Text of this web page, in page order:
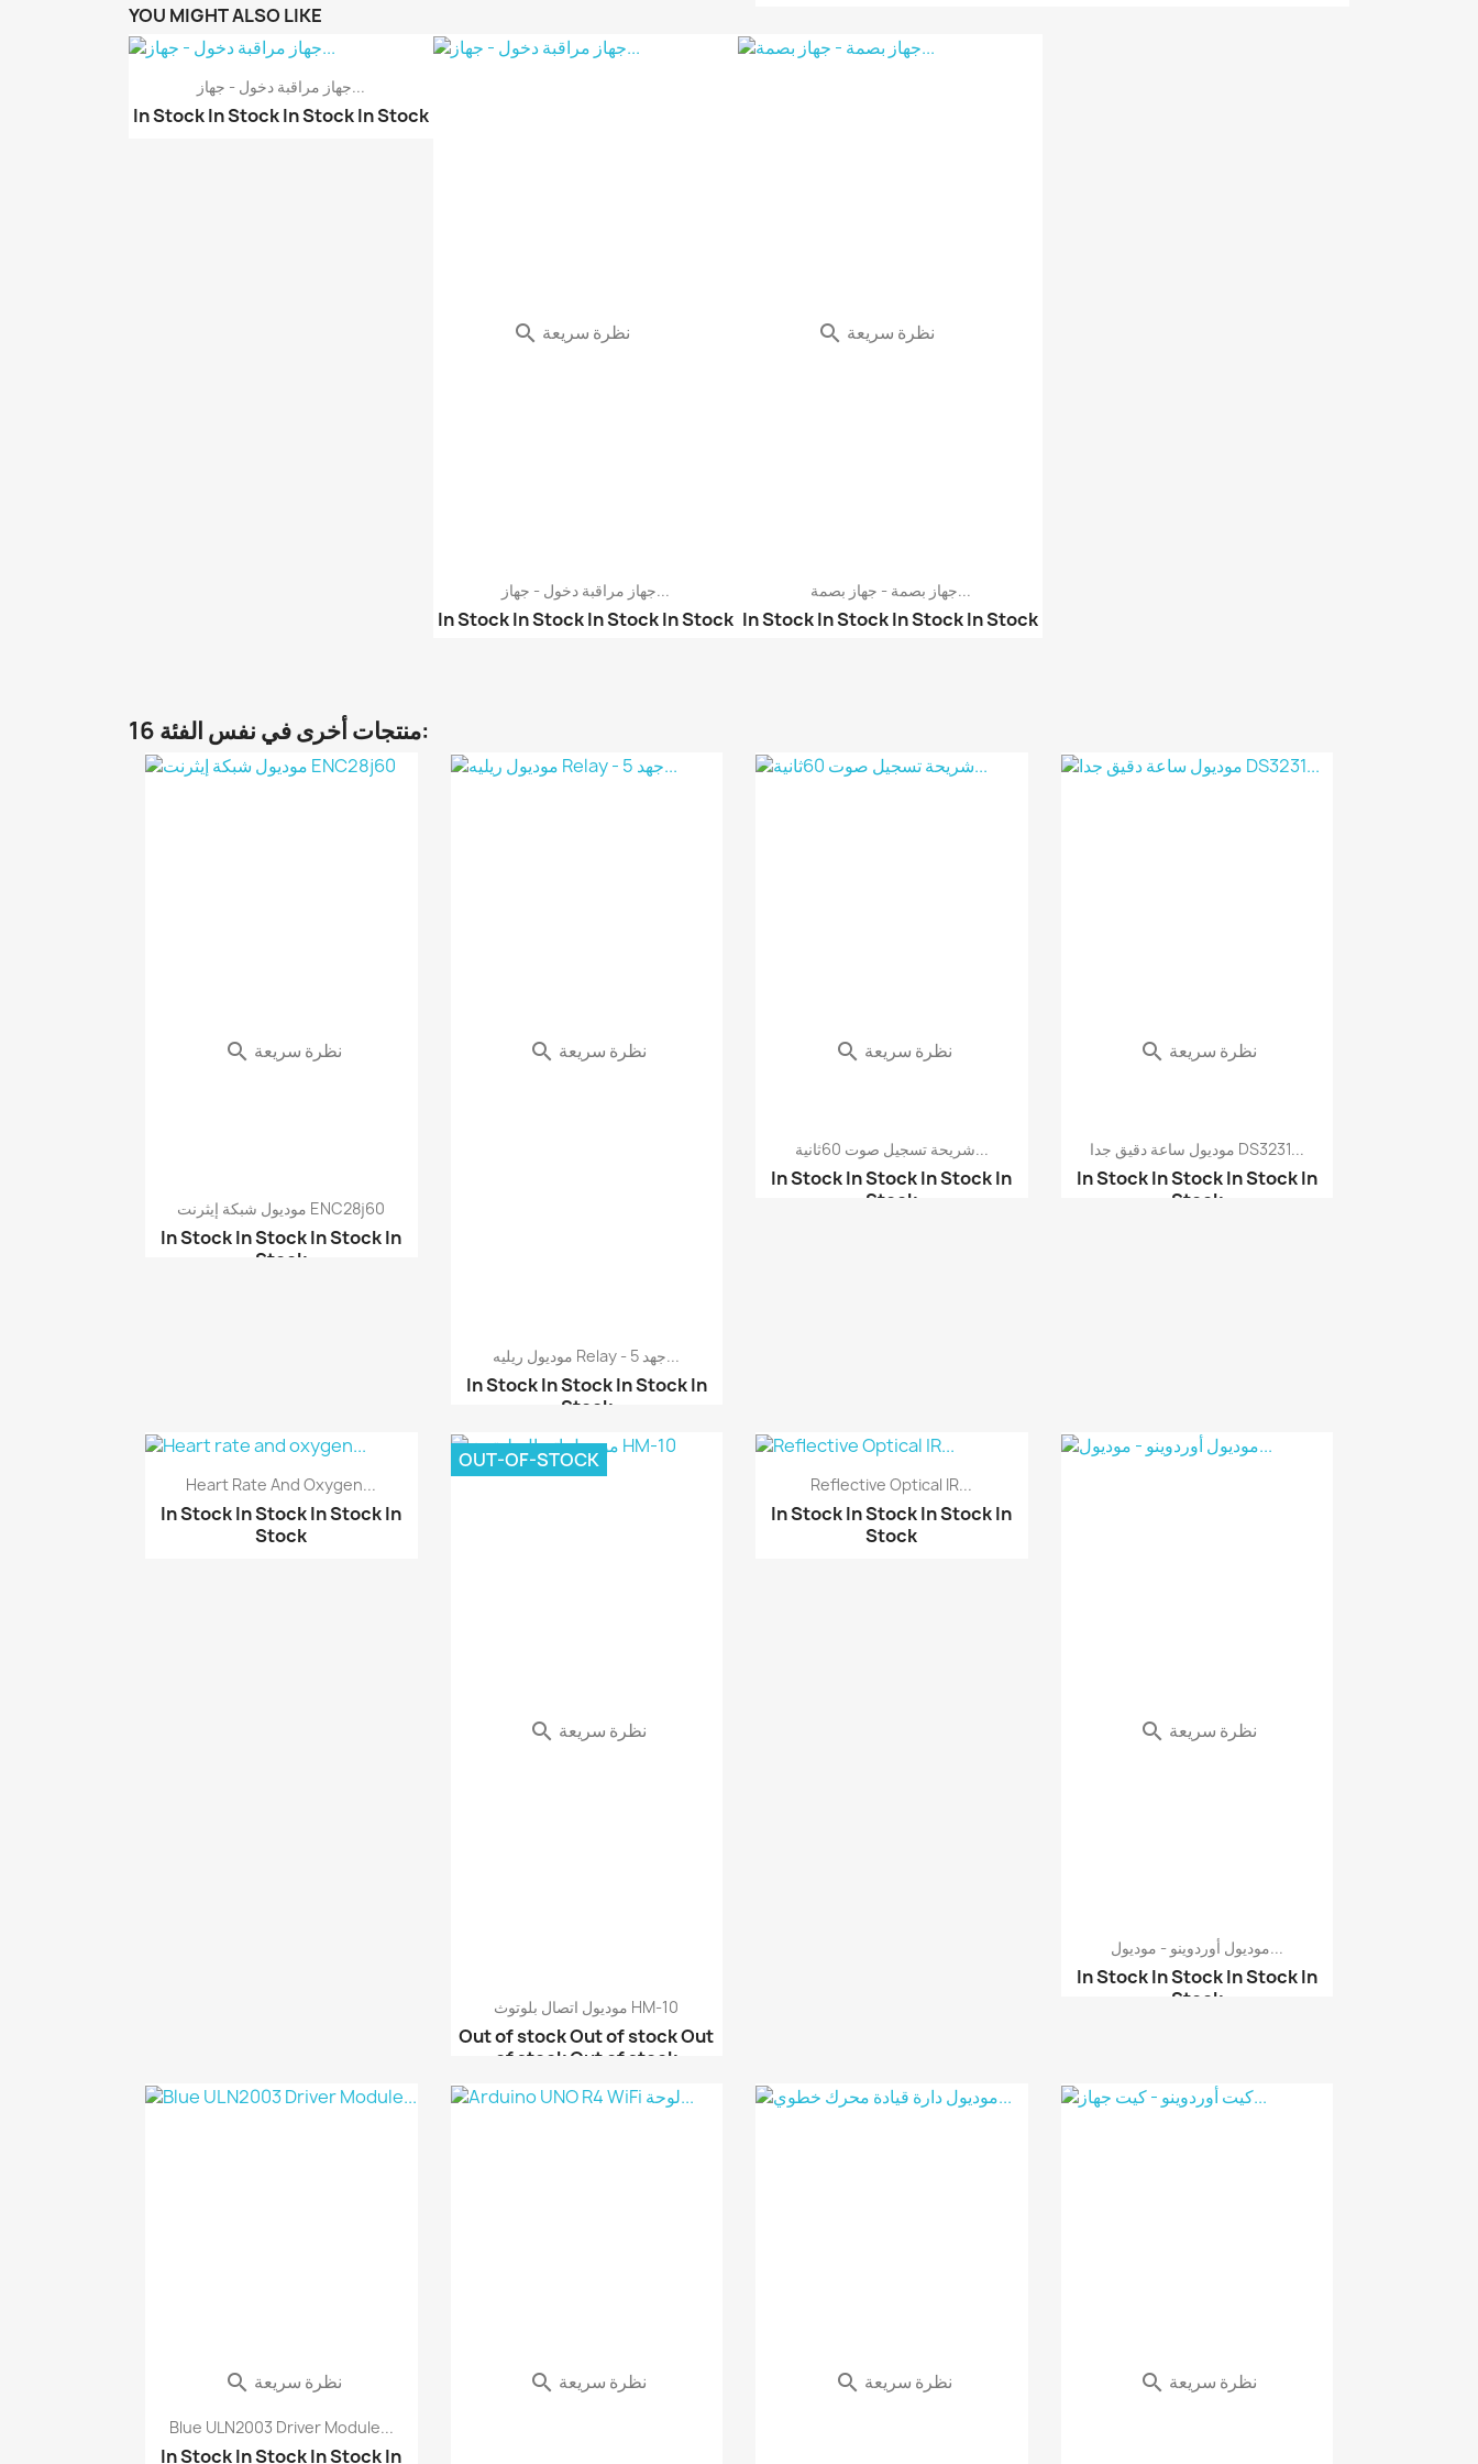
YOU MIGHT ALSO LIKE
جهاز مراقبة دخول - جهاز...
In StockIn StockIn StockIn Stock
جهاز مراقبة دخول - جهاز...
In StockIn StockIn StockIn Stock
 نظرة سريعة
جهاز بصمة - جهاز بصمة...
In StockIn StockIn StockIn Stock
 نظرة سريعة
16 منتجات أخرى في نفس الفئة:
موديول شبكة إيثرنت ENC28j60
In StockIn StockIn StockIn
Stock
 نظرة سريعة
موديول ريليه Relay - جهد 5...
In StockIn StockIn StockIn
Stock
موديول ريليه 5 فولط عد...
 نظرة سريعة
شريحة تسجيل صوت 60ثانية...
In StockIn StockIn StockIn
Stock
 نظرة سريعة
موديول ساعة دقيق جدا DS3231...
In StockIn StockIn StockIn
Stock
 نظرة سريعة
Heart Rate And Oxygen...
In StockIn StockIn StockIn
Stock
موديول اتصال بلوتوث HM-10
Out of stockOut of stockOut
of stockOut of stock
موديول اتصال بلوتوث HC-09
OUT-OF-STOCK
 نظرة سريعة
Reflective Optical IR...
In StockIn StockIn StockIn
Stock
موديول أوردوينو - موديول...
In StockIn StockIn StockIn
Stock
موديول حساس لهب خماسي ...
 نظرة سريعة
Blue ULN2003 Driver Module...
In StockIn StockIn StockIn
 نظرة سريعة  نظرة سريعة  نظرة سريعة  نظرة سريعة